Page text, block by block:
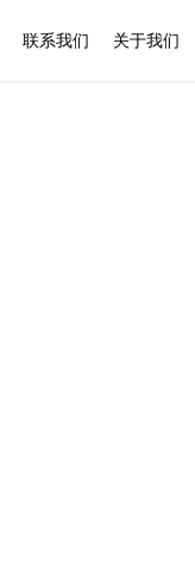
联系我们 关于我们